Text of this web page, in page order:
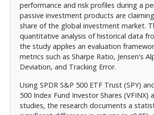
Η έρευνα επεκτείνει την υπάρχουσα
τη συστηματική σύγκριση προϊόντων
ακολουθούν τον ίδιο δείκτη αναφοράς
εφαρμογή πολλαπλών στατιστικών
ευρήματα επιβεβαιώνουν τη θεωρία της
Αποτελεσματικής Αγοράς (EMH), καθώς
ETF επιτυγχάνουν ανώτερη απόδοση σε
αναλαμβανόμενο ρίσκο. Εν κατακλείδι,
προσφέρει τεκμηριωμένες
επενδυτικές αποφάσεις,
σημασία του κόστους διαχείρισης ως
performance and risk profiles during a
passive investment products are
share of the global investment market.
quantitative analysis of historical data
the study applies an evaluation
metrics such as Sharpe Ratio, Jensen's
Deviation, and Tracking Error.
Using SPDR S&P 500 ETF Trust (SPY)
500 Index Fund Investor Shares (VFINX)
studies, the research documents a